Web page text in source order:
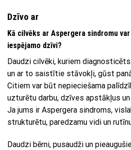
Dzīvo ar
Kā cilvēks ar Aspergera sindromu
iespējamo dzīvi?
Daudzi cilvēki, kuriem
un ar to saistītie stāvokļi, gūst
Citiem var būt nepieciešama
uzturētu darbu, dzīves apstākļus
Ja jums ir Aspergera sindroms,
strukturētu, paredzamu vidi un
Daudzi bērni, pusaudži un